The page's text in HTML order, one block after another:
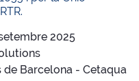
2025
de Barcelona - Cetaqua